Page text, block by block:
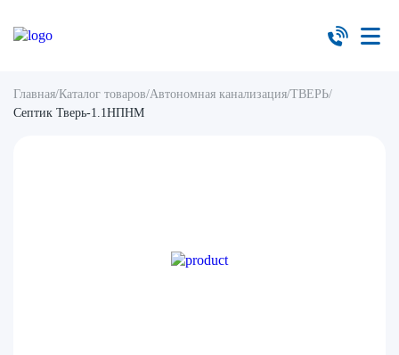
Главная/Каталог товаров/Автономная канализация/ТВЕРЬ/
Септик Тверь-1.1НПНМ